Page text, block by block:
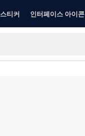
스티커 인터페이스 아이콘